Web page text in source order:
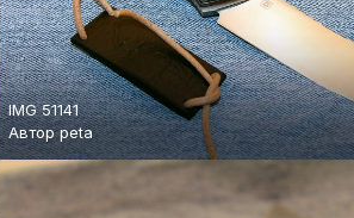
IMG 51141
Авторpeta